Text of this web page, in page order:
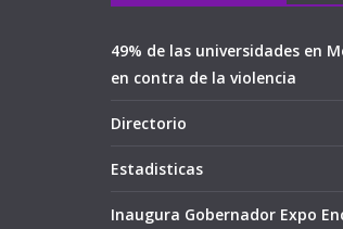
49% de las universidades en
en contra de la violencia
Directorio
Estadisticas
Inaugura Gobernador Expo